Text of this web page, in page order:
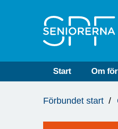
Start Om
är
Förbundet start